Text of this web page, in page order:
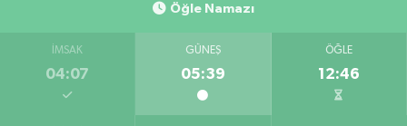
Öğle Namazı
İMSAK
04:07
GÜNEŞ
05:39
ÖĞLE
12:46